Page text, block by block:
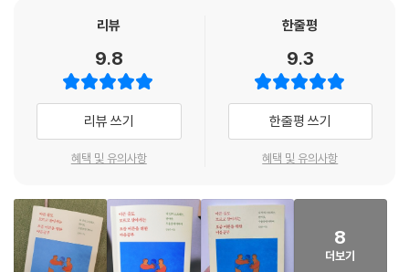
--- 「진단 기준을 명확히 아는 것부터」 중에서
여러 가지 심리 툴을 제공한다.
우울증은 전문가와의 상담과 치료가 우선되어야 하지만, 넘치는 정보 때문
에 오해와 왜곡 또한 많은 것이 사실이다. 인터넷에 떠도는 정보에 매몰되
어 정확한 진단과 치료를 놓쳐서는 안 된다고 저자는 강조한다. 내 마음이
아플 때 스스로 점검해볼 수 있는 것들, 전문가에게 치료를 받기 전에 알면
좋은 것들, 가족이나 지인이 우울증에 걸렸을 때 필요한 지식 등 긴요하게
든 임상 경험과 지식을 녹여 책을 썼지만, 저자는 이 책이 적극적이고 주체
적인 삶을 부르는 마중물이자 삶이라는 연을 훨훨 날게 하는 바람이 되기
를 바란다. 알수록 힘이 되는 정신건강의 기본을 바탕으로 어려운 세상이
지만 쉽게 무너지지 않는 단단한 멘탈을 만들기를 저자는 진심으로 바라고
리뷰
9.8
리뷰 쓰기
혜택 및 유의사항
한줄평
9.3
한줄평 쓰기
혜택 및 유의사항
8
더보기